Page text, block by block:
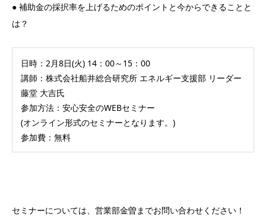
● 補助金の採択率を上げるためのポイントと今からできることと
は？
日時：2月8日(火) 14：00～15：00
講師：株式会社船井総合研究所 エネルギー支援部 リーダー
藤堂 大吉氏
参加方法：安心安全のWEBセミナー
(オンライン形式のセミナーとなります。)
参加費：無料
セミナーについては、営業部金曽までお問い合わせください！